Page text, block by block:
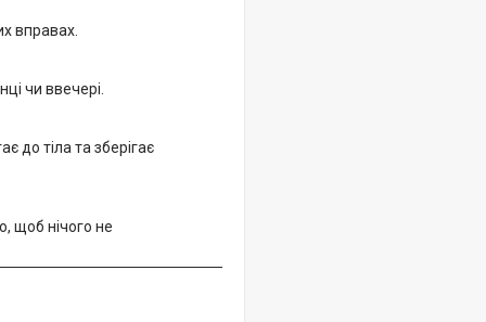
вправах.
чи ввечері.
до тіла та зберігає
щоб нічого не